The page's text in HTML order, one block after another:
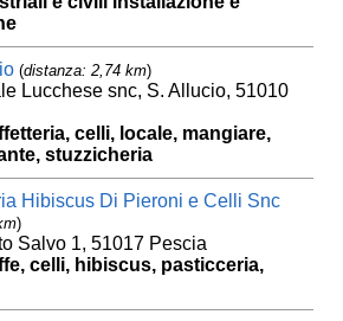
(distanza: 2,74 km)
Lucchese snc, S. Allucio, 51010
celli, locale, mangiare,
stuzzicheria
Hibiscus Di Pieroni e Celli Snc
)
Salvo 1, 51017 Pescia
celli, hibiscus, pasticceria,